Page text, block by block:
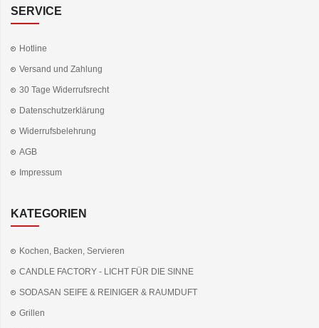
SERVICE
Hotline
Versand und Zahlung
30 Tage Widerrufsrecht
Datenschutzerklärung
Widerrufsbelehrung
AGB
Impressum
KATEGORIEN
Kochen, Backen, Servieren
CANDLE FACTORY - LICHT FÜR DIE SINNE
SODASAN SEIFE & REINIGER & RAUMDUFT
Grillen